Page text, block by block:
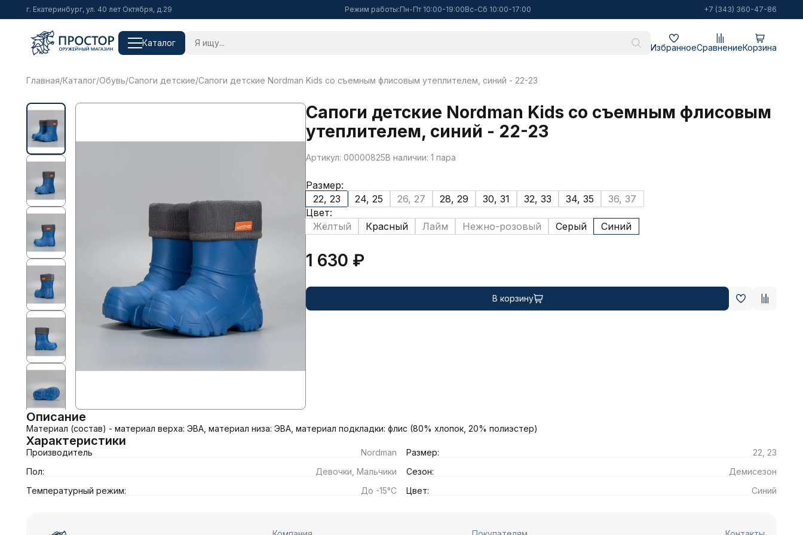
г. Екатеринбург, ул. 40 лет Октября, д.29 Режим работы:Пн-Пт 10:00-19:00Вс-Сб 10:00-17:00 +7 (343) 360-47-86
Каталог ИзбранноеСравнениеКорзина
Главная/Каталог/Обувь/Сапоги детские/Сапоги детские Nordman Kids со съемным флисовым утеплителем, синий - 22-23
Сапоги детские Nordman Kids со съемным флисовым
утеплителем, синий - 22-23
Артикул: 00000825В наличии: 1 пара
Размер:
22, 23
24, 25 26, 27 28, 29 30, 31 32, 33 34, 35
36, 37
Цвет:
Жёлтый
Красный Лайм Нежно-розовый Серый Синий
1 630 ₽
В корзину
Описание
Материал (состав) - материал верха: ЭВА, материал низа: ЭВА, материал подкладки: флис (80% хлопок, 20% полиэстер)
Характеристики
Производитель Nordman Размер:
22, 23
Пол:
Девочки, Мальчики Сезон:
Демисезон
Температурный режим:
До -15°C Цвет: Синий